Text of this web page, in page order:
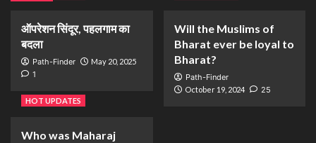
ऑपरेशन सिंदूर, पहलगाम का
बदला
Path-Finder May 20, 2025
1
Will the Muslims of
Bharat ever be loyal to
Bharat?
Path-Finder
October 19, 2024 25
HOT UPDATES
Who was Maharaj